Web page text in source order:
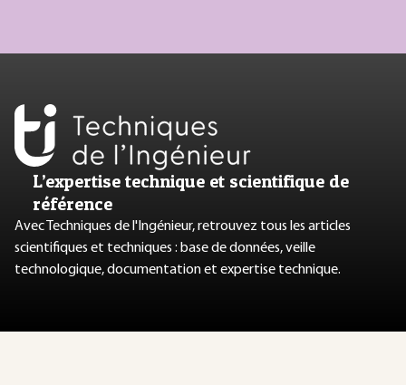
L’expertise technique et scientifique de
référence
Avec Techniques de l'Ingénieur, retrouvez tous les articles
scientifiques et techniques : base de données, veille
technologique, documentation et expertise technique.